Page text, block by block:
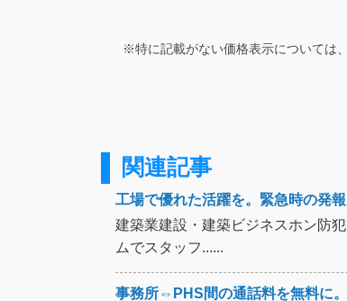
※特に記載がない価格表示については
関連記事
工場で優れた活躍を。緊急時の発
建築業建設・建築ビジネスホン防
ムでスタッフ......
事務所⇔PHS間の通話料を無料に